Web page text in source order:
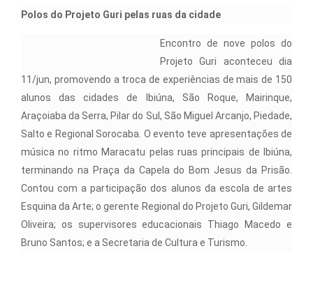
Polos do Projeto Guri pelas ruas da cidade
Encontro de nove polos do
Projeto Guri aconteceu dia
11/jun, promovendo a troca de experiências de mais de 150
alunos das cidades de Ibiúna, São Roque, Mairinque,
Araçoiaba da Serra, Pilar do Sul, São Miguel Arcanjo, Piedade,
Salto e Regional Sorocaba. O evento teve apresentações de
música no ritmo Maracatu pelas ruas principais de Ibiúna,
terminando na Praça da Capela do Bom Jesus da Prisão.
Contou com a participação dos alunos da escola de artes
Esquina da Arte; o gerente Regional do Projeto Guri, Gildemar
Oliveira; os supervisores educacionais Thiago Macedo e
Bruno Santos; e a Secretaria de Cultura e Turismo.